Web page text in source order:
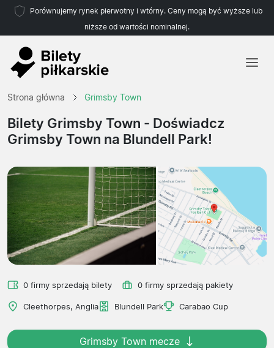
Porównujemy rynek pierwotny i wtórny. Ceny mogą być wyższe lub
niższe od wartości nominalnej.
Strona główna
Ligi
Strona główna Grimsby Town
Bilety Grimsby Town - Doświadcz
Grimsby Town na Blundell Park!
0 firmy sprzedają bilety 0 firmy sprzedają pakiety
Cleethorpes, Anglia Blundell Park Carabao Cup
Grimsby Town mecze